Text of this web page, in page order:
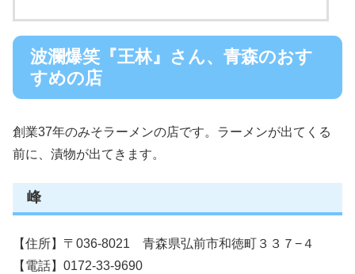
波瀾爆笑『王林』さん、青森のおす
すめの店
創業37年のみそラーメンの店です。ラーメンが出てくる
前に、漬物が出てきます。
峰
【住所】〒036-8021 青森県弘前市和徳町３３７−４
【電話】0172-33-9690